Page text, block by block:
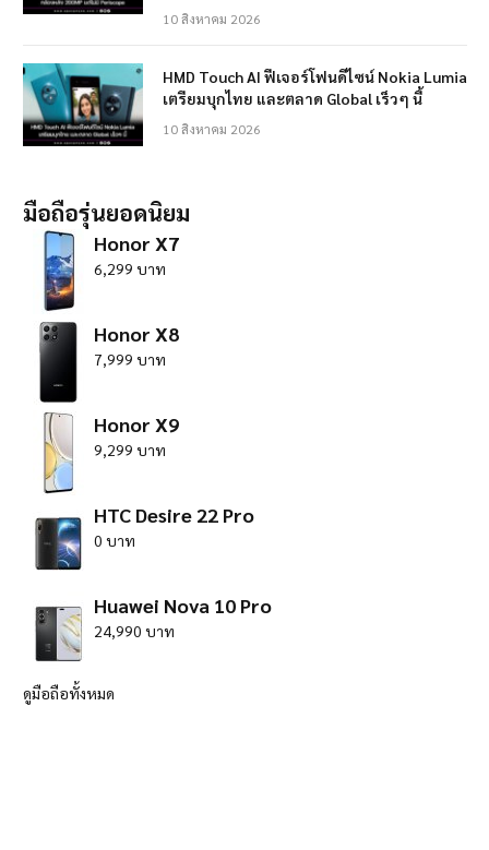
10 สิงหาคม 2026
HMD Touch AI ฟีเจอร์โฟนดีไซน์ Nokia Lumia
เตรียมบุกไทย และตลาด Global เร็วๆ นี้
10 สิงหาคม 2026
มือถือรุ่นยอดนิยม
Honor X7
6,299 บาท
Honor X8
7,999 บาท
Honor X9
9,299 บาท
HTC Desire 22 Pro
0 บาท
Huawei Nova 10 Pro
24,990 บาท
ดูมือถือทั้งหมด